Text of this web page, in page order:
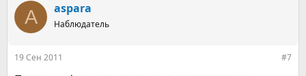
A aspara
Наблюдатель
19 Сен 2011 #7